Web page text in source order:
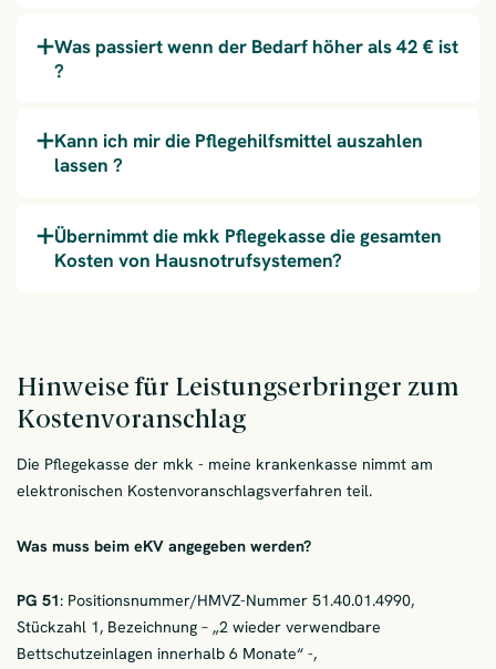
Was passiert wenn der Bedarf höher als 42 € ist
?
Kann ich mir die Pflegehilfsmittel auszahlen
lassen ?
Übernimmt die mkk Pflegekasse die gesamten
Kosten von Hausnotrufsystemen?
Hinweise für Leistungserbringer zum
Kostenvoranschlag
Die Pflegekasse der mkk - meine krankenkasse nimmt am
elektronischen Kostenvoranschlagsverfahren teil.
Was muss beim eKV angegeben werden?
PG 51: Positionsnummer/HMVZ-Nummer 51.40.01.4990,
Stückzahl 1, Bezeichnung – „2 wieder verwendbare
Bettschutzeinlagen innerhalb 6 Monate“ -,